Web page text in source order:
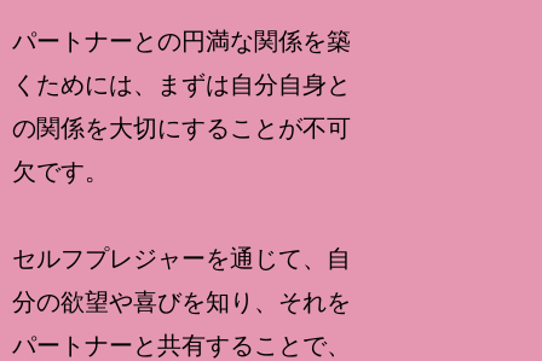
パートナーとの円満な関係を築
くためには、まずは自分自身と
の関係を大切にすることが不可
欠です。
セルフプレジャーを通じて、自
分の欲望や喜びを知り、それを
パートナーと共有することで、